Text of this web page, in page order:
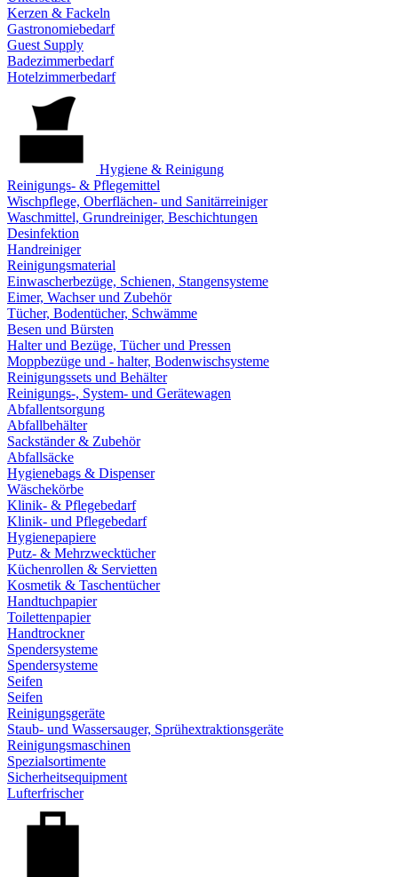
Kerzen & Fackeln
Gastronomiebedarf
Guest Supply
Badezimmerbedarf
Hotelzimmerbedarf
Hygiene & Reinigung
Reinigungs- & Pflegemittel
Wischpflege, Oberflächen- und Sanitärreiniger
Waschmittel, Grundreiniger, Beschichtungen
Desinfektion
Handreiniger
Reinigungsmaterial
Einwascherbezüge, Schienen, Stangensysteme
Eimer, Wachser und Zubehör
Tücher, Bodentücher, Schwämme
Besen und Bürsten
Halter und Bezüge, Tücher und Pressen
Moppbezüge und - halter, Bodenwischsysteme
Reinigungssets und Behälter
Reinigungs-, System- und Gerätewagen
Abfallentsorgung
Abfallbehälter
Sackständer & Zubehör
Abfallsäcke
Hygienebags & Dispenser
Wäschekörbe
Klinik- & Pflegebedarf
Klinik- und Pflegebedarf
Hygienepapiere
Putz- & Mehrzwecktücher
Küchenrollen & Servietten
Kosmetik & Taschentücher
Handtuchpapier
Toilettenpapier
Handtrockner
Spendersysteme
Spendersysteme
Seifen
Seifen
Reinigungsgeräte
Staub- und Wassersauger, Sprühextraktionsgeräte
Reinigungsmaschinen
Spezialsortimente
Sicherheitsequipment
Lufterfrischer